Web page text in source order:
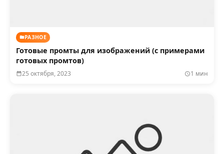
РАЗНОЕ
Готовые промты для изображений (с примерами
готовых промтов)
25 октября, 2023 1 мин